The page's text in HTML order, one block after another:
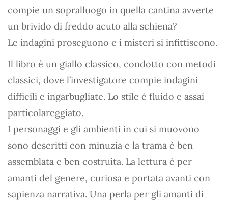
compie un sopralluogo in quella cantina avverte
un brivido di freddo acuto alla schiena?
Le indagini proseguono e i misteri si infittiscono.
Il libro è un giallo classico, condotto con metodi
classici, dove l’investigatore compie indagini
difficili e ingarbugliate. Lo stile è fluido e assai
particolareggiato.
I personaggi e gli ambienti in cui si muovono
sono descritti con minuzia e la trama è ben
assemblata e ben costruita. La lettura è per
amanti del genere, curiosa e portata avanti con
sapienza narrativa. Una perla per gli amanti di